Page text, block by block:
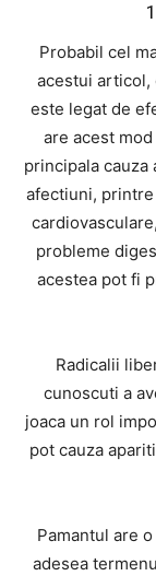
Probabil cel
acestui
este legat de
are acest
principala cauza
afectiuni,
probleme
acestea pot fi
Radicalii
cunoscuti a
joaca un rol
pot cauza
Pamantul are
adesea